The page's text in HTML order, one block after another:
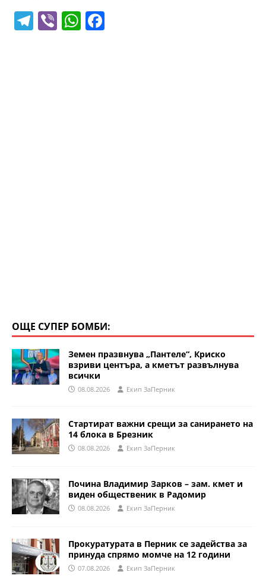
T
el
Vi
b
W
h
ОЩЕ СУПЕР БОМБИ:
Земен празвнува „Пантеле“, Криско
взриви центъра, а кметът развълнува
всички
08.08.2026 Eкип ЗаПерник
Стартират важни срещи за санирането на
14 блока в Брезник
08.08.2026 Eкип ЗаПерник
Почина Владимир Зарков – зам. кмет и
виден общественик в Радомир
08.08.2026 Eкип ЗаПерник
Прокуратурата в Перник се задейства за
принуда спрямо момче на 12 години
07.08.2026 Eкип ЗаПерник